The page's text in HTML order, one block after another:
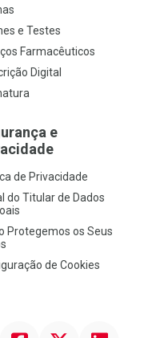
e Testes
Farmacêuticos
Digital
e
de Privacidade
do Titular de Dados
Protegemos os Seus
de Cookies
Facebook Linkedin